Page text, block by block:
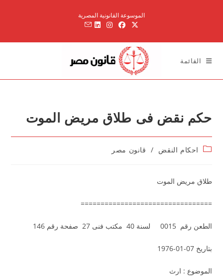
الموسوعة القانونية المصرية
القائمة
حكم نقض فى طلاق مريض الموت
Postاحكام النقض / قانون مصر
طلاق مريض الموت
=================================
الطعن رقم 0015 لسنة 40 مكتب فنى 27 صفحة رقم 146
بتاريخ 07-01-1976
الموضوع : ارث